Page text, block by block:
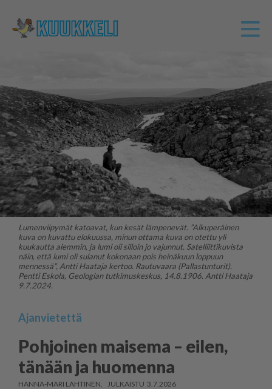
Lumenviipymät katoavat, kun kesät lämpenevät. ”Alkuperäinen
kuva on kuvattu elokuussa, minun ottama kuva on otettu yli
kuukautta aiemmin, ja lumi oli silloin jo vajunnut. Satelliittikuvista
näin, että lumi oli sulanut kokonaan pois heinäkuun loppuun
mennessä”, Antti Haataja kertoo. Rautuvaara (Pallastunturit).
Pentti Eskola, Geologian tutkimuskeskus, 14.8.1906. Antti Haataja
9.7.2024.
Ajanvietettä
Pohjoinen maisema – eilen,
tänään ja huomenna
HANNA-MARI LAHTINEN 3.7.2026